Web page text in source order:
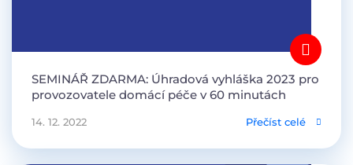
SEMINÁŘ ZDARMA: Úhradová vyhláška 2023 pro
provozovatele domácí péče v 60 minutách
14. 12. 2022 Přečíst celé